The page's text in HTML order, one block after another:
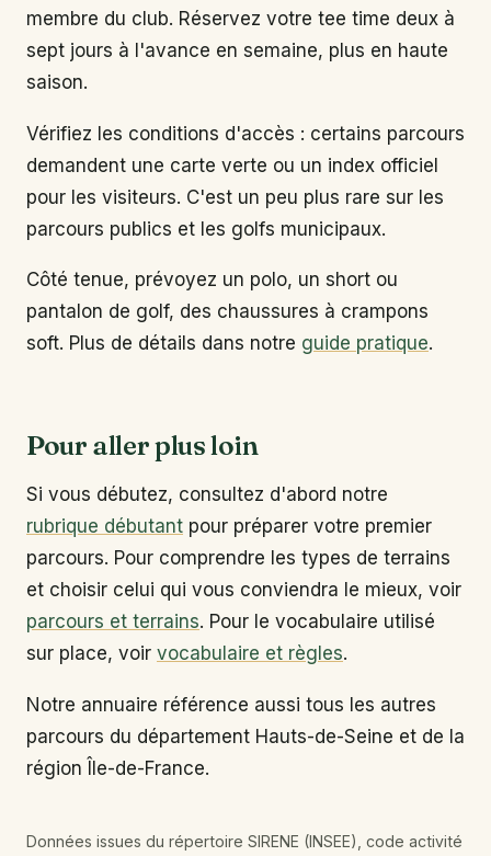
membre du club. Réservez votre tee time deux à
sept jours à l'avance en semaine, plus en haute
saison.
Vérifiez les conditions d'accès : certains parcours
demandent une carte verte ou un index officiel
pour les visiteurs. C'est un peu plus rare sur les
parcours publics et les golfs municipaux.
Côté tenue, prévoyez un polo, un short ou
pantalon de golf, des chaussures à crampons
soft. Plus de détails dans notre guide pratique.
Pour aller plus loin
Si vous débutez, consultez d'abord notre
rubrique débutant pour préparer votre premier
parcours. Pour comprendre les types de terrains
et choisir celui qui vous conviendra le mieux, voir
parcours et terrains. Pour le vocabulaire utilisé
sur place, voir vocabulaire et règles.
Notre annuaire référence aussi tous les autres
parcours du département Hauts-de-Seine et de la
région Île-de-France.
Données issues du répertoire SIRENE (INSEE), code activité